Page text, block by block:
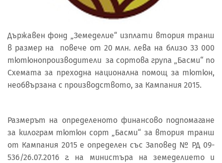
Държавен фонд „Земеделие“ изплати втория транш
в размер на повече от 20 млн. лева на близо 33 000
тютюнопроизводители за сортова група „Басми“ по
Схемата за преходна национална помощ за тютюн,
необвързана с производството, за Кампания 2015.
Размерът на определеното финансово подпомагане
за килограм тютюн сорт „Басми“ за втория транш
от Кампания 2015 е определен със Заповед № РД 09-
536/26.07.2016 г. на министъра на земеделието и